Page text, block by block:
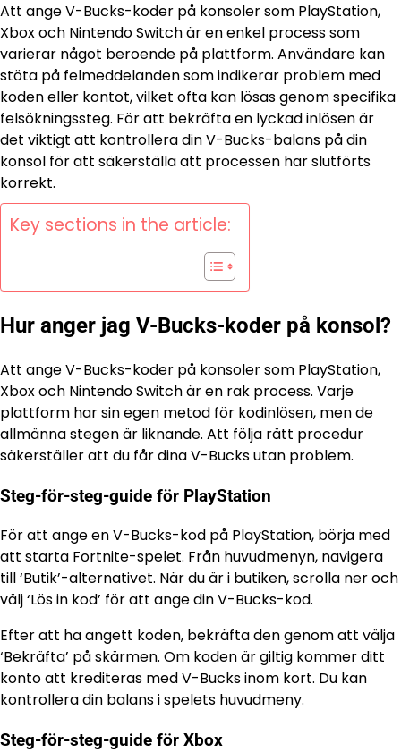
Att ange V-Bucks-koder på konsoler som PlayStation,
Xbox och Nintendo Switch är en enkel process som
varierar något beroende på plattform. Användare kan
stöta på felmeddelanden som indikerar problem med
koden eller kontot, vilket ofta kan lösas genom specifika
felsökningssteg. För att bekräfta en lyckad inlösen är
det viktigt att kontrollera din V-Bucks-balans på din
konsol för att säkerställa att processen har slutförts
korrekt.
Key sections in the article:
Hur anger jag V-Bucks-koder på konsol?
Att ange V-Bucks-koder på konsoler som PlayStation,
Xbox och Nintendo Switch är en rak process. Varje
plattform har sin egen metod för kodinlösen, men de
allmänna stegen är liknande. Att följa rätt procedur
säkerställer att du får dina V-Bucks utan problem.
Steg-för-steg-guide för PlayStation
För att ange en V-Bucks-kod på PlayStation, börja med
att starta Fortnite-spelet. Från huvudmenyn, navigera
till ‘Butik’-alternativet. När du är i butiken, scrolla ner och
välj ‘Lös in kod’ för att ange din V-Bucks-kod.
Efter att ha angett koden, bekräfta den genom att välja
‘Bekräfta’ på skärmen. Om koden är giltig kommer ditt
konto att krediteras med V-Bucks inom kort. Du kan
kontrollera din balans i spelets huvudmeny.
Steg-för-steg-guide för Xbox